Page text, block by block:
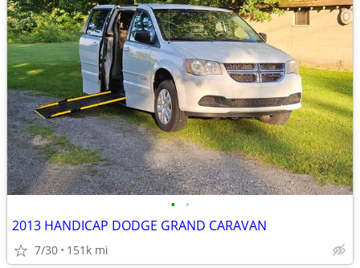
• •
2013 HANDICAP DODGE GRAND CARAVAN
7/30 151k mi